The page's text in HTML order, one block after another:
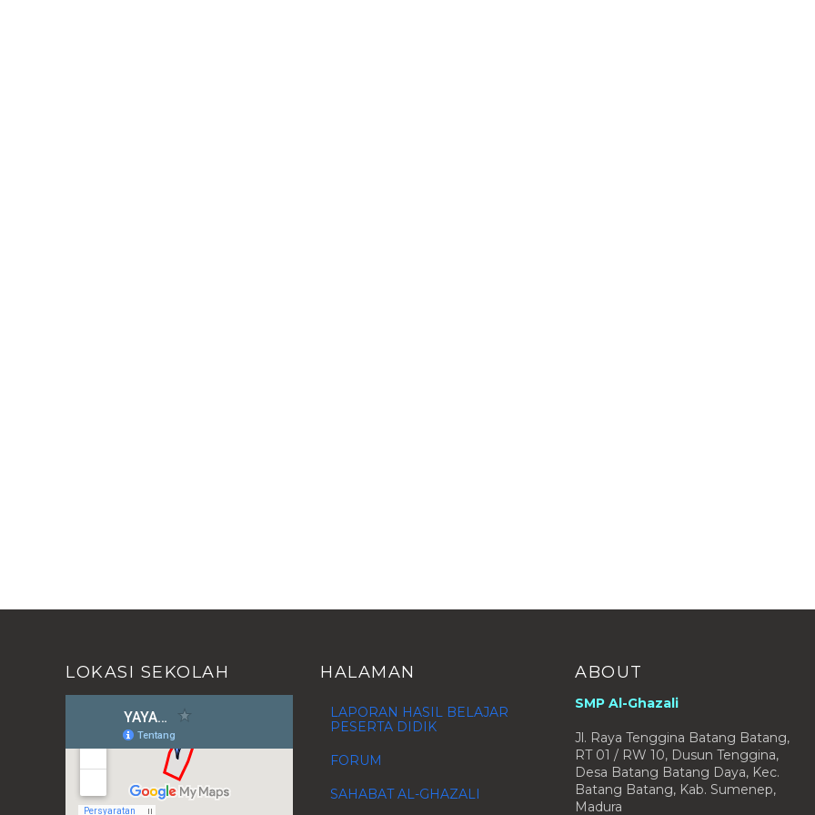
LOKASI SEKOLAH HALAMAN
LAPORAN HASIL BELAJAR
PESERTA DIDIK
FORUM
SAHABAT AL-GHAZALI
ABOUT
SMP Al-Ghazali
Jl. Raya Tenggina Batang Batang,
RT 01 / RW 10, Dusun Tenggina,
Desa Batang Batang Daya, Kec.
Batang Batang, Kab. Sumenep,
Madura